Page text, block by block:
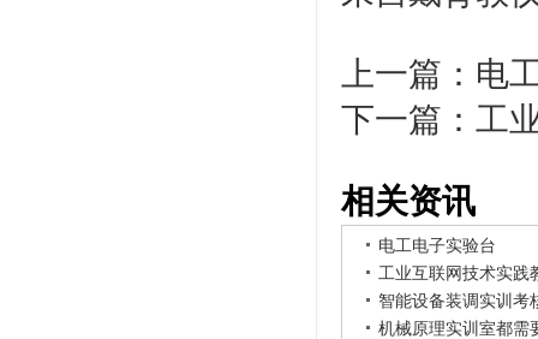
上一篇： 电
下一篇： 工
相关资讯
电工电子实验台
工业互联网技术实践
智能设备装调实训考
机械原理实训室都需